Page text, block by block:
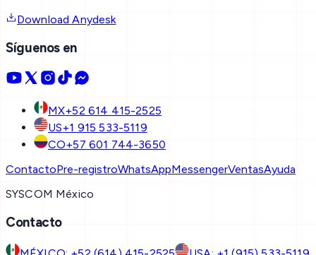
Download Anydesk
Síguenos en
MX+52 614 415-2525
US+1 915 533-5119
CO+57 601 744-3650
ContactoPre-registroWhatsAppMessengerVentasAyuda
SYSCOM México
Contacto